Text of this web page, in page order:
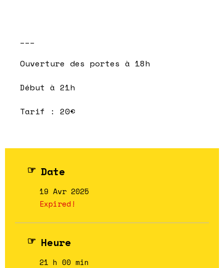
Ouverture des portes à 18h
Début à 21h
Tarif : 20€
Date
19 Avr 2025
Expired!
Heure
21 h 00 min